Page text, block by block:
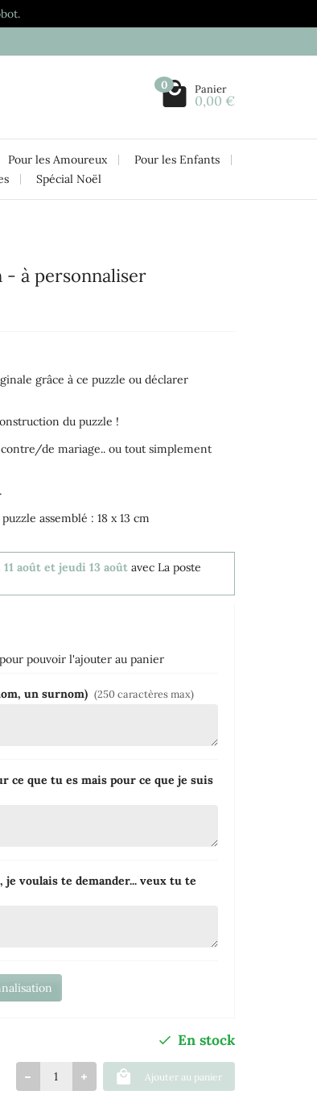
0 Panier
0,00 €
Pour les Amoureux
Pour les Enfants
Spécial Noël
- à personnaliser
grâce à ce puzzle ou déclarer
du puzzle !
de mariage.. ou tout simplement
assemblé : 18 x 13 cm
août et jeudi 13 août avec La poste
pouvoir l'ajouter au panier
un surnom) (250 caractères max)
ce que tu es mais pour ce que je suis
je voulais te demander... veux tu te
En stock
Ajouter au panier